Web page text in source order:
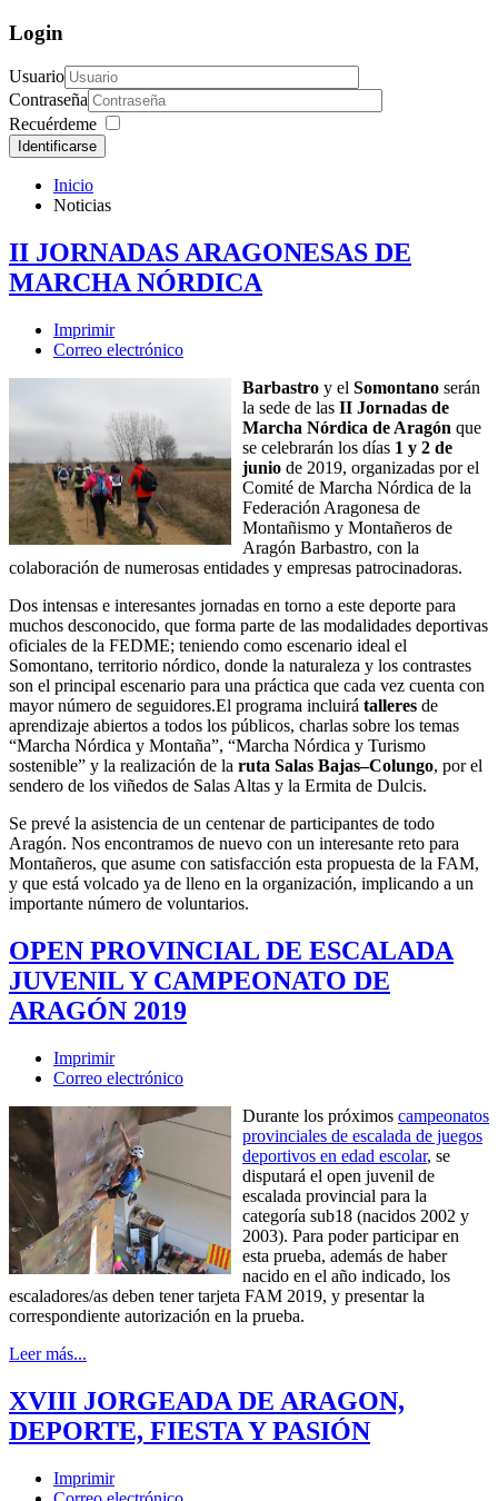
Login
Usuario
Contraseña
Recuérdeme
Identificarse
Inicio
Noticias
II JORNADAS ARAGONESAS DE
MARCHA NÓRDICA
Imprimir
Correo electrónico
Barbastro y el Somontano serán
la sede de las II Jornadas de
Marcha Nórdica de Aragón que
se celebrarán los días 1 y 2 de
junio de 2019, organizadas por el
Comité de Marcha Nórdica de la
Federación Aragonesa de
Montañismo y Montañeros de
Aragón Barbastro, con la
colaboración de numerosas entidades y empresas patrocinadoras.
Dos intensas e interesantes jornadas en torno a este deporte para
muchos desconocido, que forma parte de las modalidades deportivas
oficiales de la FEDME; teniendo como escenario ideal el
Somontano, territorio nórdico, donde la naturaleza y los contrastes
son el principal escenario para una práctica que cada vez cuenta con
mayor número de seguidores.El programa incluirá talleres de
aprendizaje abiertos a todos los públicos, charlas sobre los temas
“Marcha Nórdica y Montaña”, “Marcha Nórdica y Turismo
sostenible” y la realización de la ruta Salas Bajas–Colungo, por el
sendero de los viñedos de Salas Altas y la Ermita de Dulcis.
Se prevé la asistencia de un centenar de participantes de todo
Aragón. Nos encontramos de nuevo con un interesante reto para
Montañeros, que asume con satisfacción esta propuesta de la FAM,
y que está volcado ya de lleno en la organización, implicando a un
importante número de voluntarios.
OPEN PROVINCIAL DE ESCALADA
JUVENIL Y CAMPEONATO DE
ARAGÓN 2019
Imprimir
Correo electrónico
Durante los próximos campeonatos
provinciales de escalada de juegos
deportivos en edad escolar, se
disputará el open juvenil de
escalada provincial para la
categoría sub18 (nacidos 2002 y
2003). Para poder participar en
esta prueba, además de haber
nacido en el año indicado, los
escaladores/as deben tener tarjeta FAM 2019, y presentar la
correspondiente autorización en la prueba.
Leer más...
XVIII JORGEADA DE ARAGON,
DEPORTE, FIESTA Y PASIÓN
Imprimir